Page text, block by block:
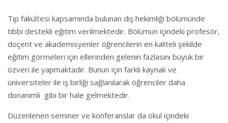
Tıp fakültesi kapsamında bulunan diş hekimliği bölümünde
tıbbi destekli eğitim verilmektedir. Bölümün içindeki profesör,
doçent ve akademisyenler öğrencilerin en kaliteli şekilde
eğitim görmeleri için ellerinden gelenin fazlasını büyük bir
özveri ile yapmaktadır. Bunun için farklı kaynak ve
üniversiteler ile iş birliği sağlanılarak öğrenciler daha
donanımlı gibi bir hale gelmektedir.
Düzenlenen seminer ve konferanslar da okul içindeki